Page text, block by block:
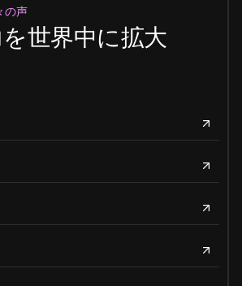
の声
世界中に拡大